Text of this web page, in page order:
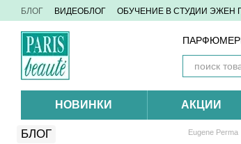
Перейти к основному контенту
БЛОГ ВИДЕОБЛОГ ОБУЧЕНИЕ В СТУДИИ ЭЖЕН
НОВИНКИ АКЦИИ
Eugene Perma
БЛОГ